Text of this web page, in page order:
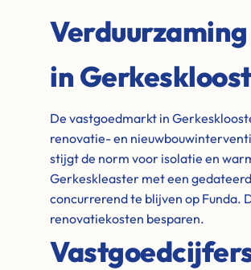
in
De vastgoedmarkt in
renovatie- en
stijgt de norm voor isolatie en
Gerkeskleaster met een
concurrerend te blijven op Funda.
renovatiekosten besparen.